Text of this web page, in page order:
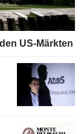
US-Märkten